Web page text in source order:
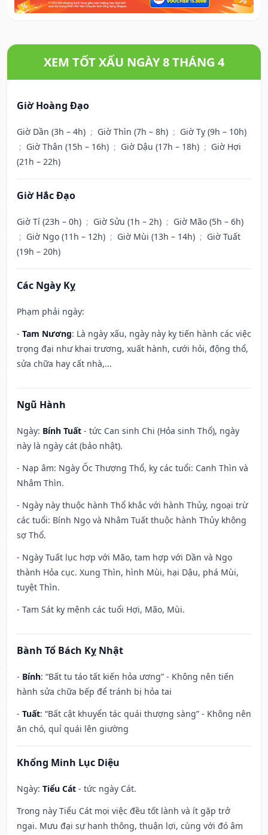
XEM TỐT XẤU NGÀY 8 THÁNG 4
Giờ Hoàng Đạo
Giờ Dần (3h – 4h) ; Giờ Thìn (7h – 8h) ; Giờ Tỵ (9h – 10h)
; Giờ Thân (15h – 16h) ; Giờ Dậu (17h – 18h) ; Giờ Hợi
(21h – 22h)
Giờ Hắc Đạo
Giờ Tí (23h – 0h) ; Giờ Sửu (1h – 2h) ; Giờ Mão (5h – 6h)
; Giờ Ngọ (11h – 12h) ; Giờ Mùi (13h – 14h) ; Giờ Tuất
(19h – 20h)
Các Ngày Kỵ
Phạm phải ngày:
- Tam Nương: Là ngày xấu, ngày này kỵ tiến hành các việc
trọng đại như khai trương, xuất hành, cưới hỏi, động thổ,
sửa chữa hay cất nhà,...
Ngũ Hành
Ngày: Bính Tuất - tức Can sinh Chi (Hỏa sinh Thổ), ngày
này là ngày cát (bảo nhật).
- Nạp âm: Ngày Ốc Thượng Thổ, kỵ các tuổi: Canh Thìn và
Nhâm Thìn.
- Ngày này thuộc hành Thổ khắc với hành Thủy, ngoại trừ
các tuổi: Bính Ngọ và Nhâm Tuất thuộc hành Thủy không
sợ Thổ.
- Ngày Tuất lục hợp với Mão, tam hợp với Dần và Ngọ
thành Hỏa cục. Xung Thìn, hình Mùi, hại Dậu, phá Mùi,
tuyệt Thìn.
- Tam Sát kỵ mệnh các tuổi Hợi, Mão, Mùi.
Bành Tổ Bách Kỵ Nhật
- Bính: “Bất tu táo tất kiến hỏa ương” - Không nên tiến
hành sửa chữa bếp để tránh bị hỏa tai
- Tuất: “Bất cật khuyển tác quái thượng sàng” - Không nên
ăn chó, quỉ quái lên giường
Khổng Minh Lục Diệu
Ngày: Tiểu Cát - tức ngày Cát.
Trong này Tiểu Cát mọi việc đều tốt lành và ít gặp trở
ngại. Mưu đại sự hanh thông, thuận lợi, cùng với đó âm